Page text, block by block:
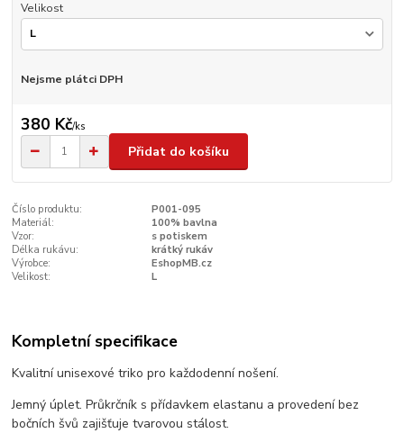
Velikost
Nejsme plátci DPH
380 Kč/ks
Přidat do košíku
Číslo produktu:
P001-095
Materiál:
100% bavlna
Vzor:
s potiskem
Délka rukávu:
krátký rukáv
Výrobce:
EshopMB.cz
Velikost:
L
Kompletní specifikace
Kvalitní unisexové triko pro každodenní nošení.
Jemný úplet. Průkrčník s přídavkem elastanu a provedení bez
bočních švů zajišťuje tvarovou stálost.